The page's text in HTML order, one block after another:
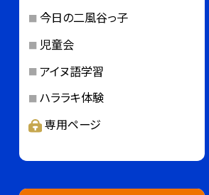
今日の二風谷っ子
児童会
アイヌ語学習
ハララキ体験
専用ページ